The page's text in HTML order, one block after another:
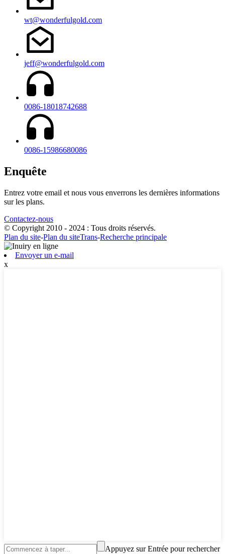
wt@wonderfulgold.com
jeff@wonderfulgold.com
0086-18018742688
0086-15986680086
Enquête
Entrez votre email et nous vous enverrons les dernières informations
sur les plans.
Contactez-nous
© Copyright 2010 - 2024 : Tous droits réservés.
Plan du site-Plan du siteTrans-Recherche principale
Envoyer un e-mail
x
Appuyez sur Entrée pour rechercher